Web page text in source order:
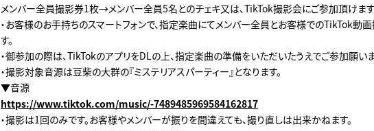
メンバー全員撮影券1枚→メンバー全員5名とのチェキ又は、TikTok撮影会にご参加頂けます
・お客様のお手持ちのスマートフォンで、指定楽曲にてメンバー全員とお客様でのTikTok動
す。
・御参加の際は、TikTokのアプリをDLの上、指定楽曲の準備をいただいたうえでご参加願いま
・撮影対象音源は豆柴の大群の『ミステリアスパーティー』となります。
▼音源
https://www.tiktok.com/music/-7489485969584162817
・撮影は1回のみです。お客様やメンバーが振りを間違えても、撮り直しは出来かねます。